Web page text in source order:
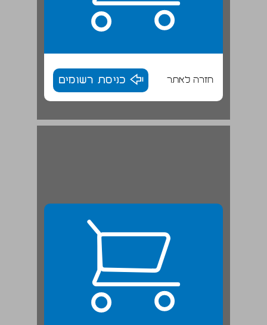
חזרה לאתר כניסת רשומים
רן חכים: התמודדות אמיתית עם ניסיון רלוונטי ... 18